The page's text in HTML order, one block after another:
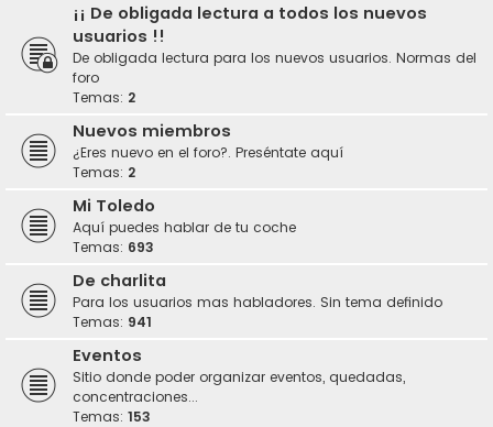
¡¡ De obligada lectura a todos los nuevos
usuarios !!
De obligada lectura para los nuevos usuarios. Normas del
foro
Temas: 2
Nuevos miembros
¿Eres nuevo en el foro?. Preséntate aquí
Temas: 2
Mi Toledo
Aquí puedes hablar de tu coche
Temas: 693
De charlita
Para los usuarios mas habladores. Sin tema definido
Temas: 941
Eventos
Sitio donde poder organizar eventos, quedadas,
concentraciones...
Temas: 153